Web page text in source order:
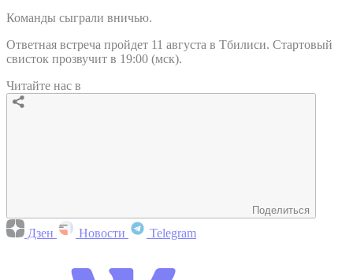
Команды сыграли вничью.
Ответная встреча пройдет 11 августа в Тбилиси. Стартовый
свисток прозвучит в 19:00 (мск).
Читайте нас в
Поделиться
Дзен Новости Telegram